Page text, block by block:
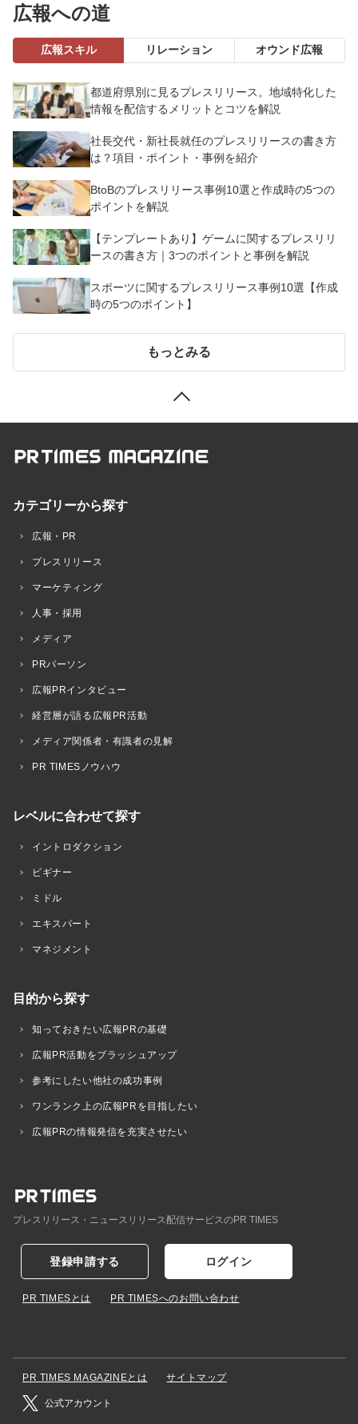
広報への道
広報スキル リレーション オウンド広報
都道府県別に見るプレスリリース。地域特化した
情報を配信するメリットとコツを解説
社長交代・新社長就任のプレスリリースの書き方
は？項目・ポイント・事例を紹介
BtoBのプレスリリース事例10選と作成時の5つの
ポイントを解説
【テンプレートあり】ゲームに関するプレスリリ
ースの書き方｜3つのポイントと事例を解説
スポーツに関するプレスリリース事例10選【作成
時の5つのポイント】
もっとみる
カテゴリーから探す
広報・PR
プレスリリース
マーケティング
人事・採用
メディア
PRパーソン
広報PRインタビュー
経営層が語る広報PR活動
メディア関係者・有識者の見解
PR TIMESノウハウ
レベルに合わせて探す
イントロダクション
ビギナー
ミドル
エキスパート
マネジメント
目的から探す
知っておきたい広報PRの基礎
広報PR活動をブラッシュアップ
参考にしたい他社の成功事例
ワンランク上の広報PRを目指したい
広報PRの情報発信を充実させたい
プレスリリース・ニュースリリース配信サービスのPR TIMES
登録申請する ログイン
PR TIMESとは PR TIMESへのお問い合わせ
PR TIMES MAGAZINEとは サイトマップ
公式アカウント